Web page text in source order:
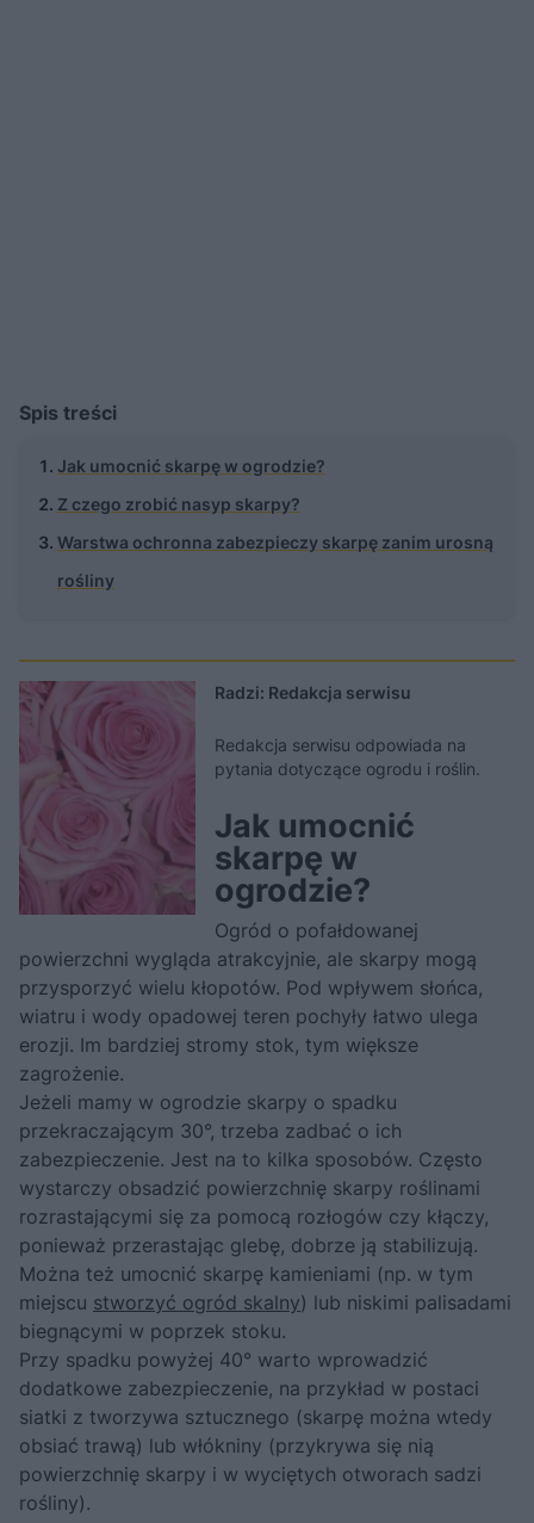
Spis treści
Jak umocnić skarpę w ogrodzie?
Z czego zrobić nasyp skarpy?
Warstwa ochronna zabezpieczy skarpę zanim urosną
rośliny
Radzi: Redakcja serwisu
Redakcja serwisu odpowiada na
pytania dotyczące ogrodu i roślin.
Jak umocnić
skarpę w
ogrodzie?
Ogród o pofałdowanej
powierzchni wygląda atrakcyjnie, ale skarpy mogą
przysporzyć wielu kłopotów. Pod wpływem słońca,
wiatru i wody opadowej teren pochyły łatwo ulega
erozji. Im bardziej stromy stok, tym większe
zagrożenie.
Jeżeli mamy w ogrodzie skarpy o spadku
przekraczającym 30°, trzeba zadbać o ich
zabezpieczenie. Jest na to kilka sposobów. Często
wystarczy obsadzić powierzchnię skarpy roślinami
rozrastającymi się za pomocą rozłogów czy kłączy,
ponieważ przerastając glebę, dobrze ją stabilizują.
Można też umocnić skarpę kamieniami (np. w tym
miejscu stworzyć ogród skalny) lub niskimi palisadami
biegnącymi w poprzek stoku.
Przy spadku powyżej 40° warto wprowadzić
dodatkowe zabezpieczenie, na przykład w postaci
siatki z tworzywa sztucznego (skarpę można wtedy
obsiać trawą) lub włókniny (przykrywa się nią
powierzchnię skarpy i w wyciętych otworach sadzi
rośliny).